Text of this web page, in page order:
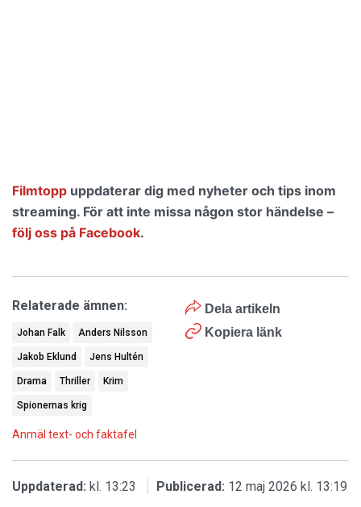
Filmtopp uppdaterar dig med nyheter och tips inom
streaming. För att inte missa någon stor händelse –
följ oss på Facebook.
Dela artikeln
Kopiera länk
Relaterade ämnen:
Johan Falk Anders Nilsson
Jakob Eklund Jens Hultén
Drama Thriller Krim
Spionernas krig
Anmäl text- och faktafel
Uppdaterad: kl. 13:23 Publicerad: 12 maj 2026 kl. 13:19